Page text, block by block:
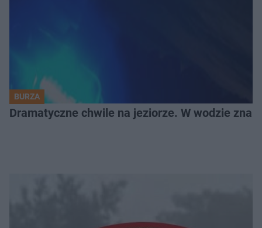
BURZA
Dramatyczne chwile na jeziorze. W wodzie